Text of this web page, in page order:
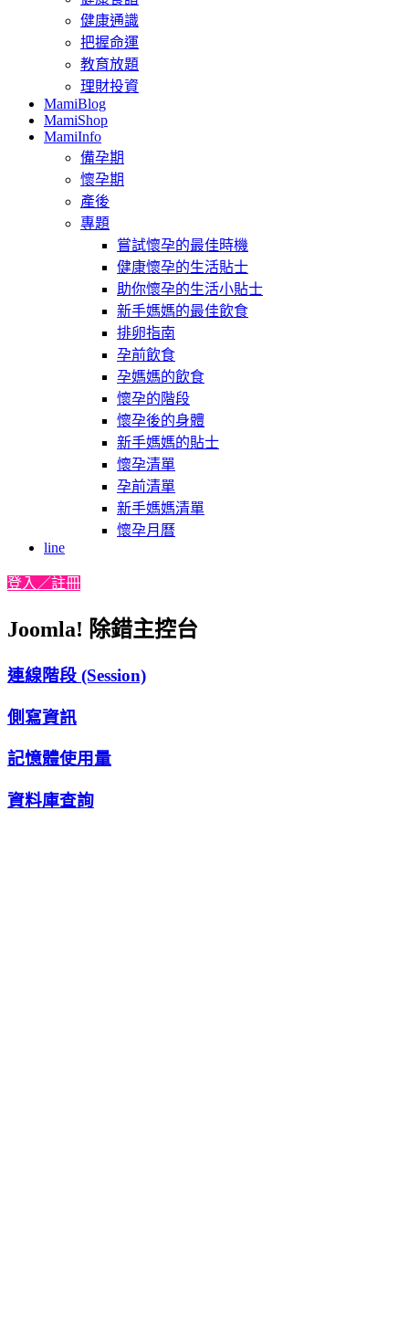
健康通識
把握命運
教育放題
理財投資
MamiBlog
MamiShop
MamiInfo
備孕期
懷孕期
產後
專題
嘗試懷孕的最佳時機
健康懷孕的生活貼士
助你懷孕的生活小貼士
新手媽媽的最佳飲食
排卵指南
孕前飲食
孕媽媽的飲食
懷孕的階段
懷孕後的身體
新手媽媽的貼士
懷孕清單
孕前清單
新手媽媽清單
懷孕月曆
line
登入／註冊
Joomla! 除錯主控台
連線階段 (Session)
側寫資訊
記憶體使用量
資料庫查詢